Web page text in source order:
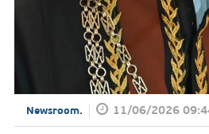
Newsroom. 11/06/2026